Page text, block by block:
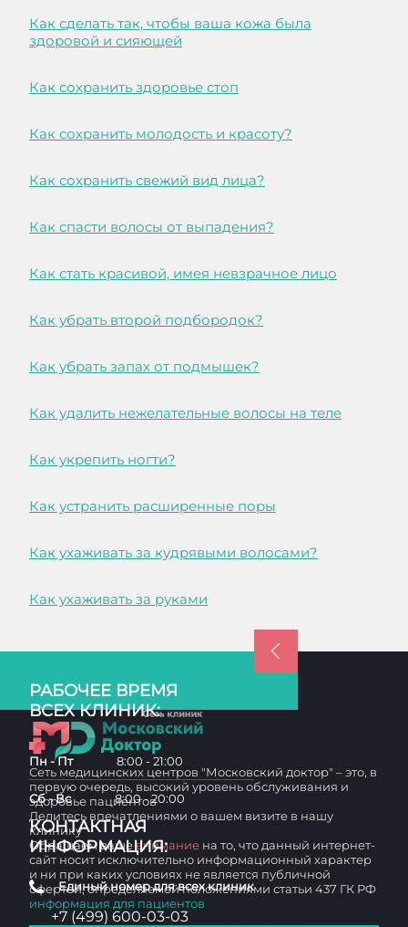
Как сделать так, чтобы ваша кожа была
здоровой и сияющей
Как сохранить здоровье стоп
Как сохранить молодость и красоту?
Как сохранить свежий вид лица?
Как спасти волосы от выпадения?
Как стать красивой, имея невзрачное лицо
Как убрать второй подбородок?
Как убрать запах от подмышек?
Как удалить нежелательные волосы на теле
Как укрепить ногти?
Как устранить расширенные поры
Как ухаживать за кудрявыми волосами?
Как ухаживать за руками
РАБОЧЕЕ ВРЕМЯ
ВСЕХ КЛИНИК:
Пн - Пт 8:00 - 21:00
Сб - Вс 8:00 - 20:00
КОНТАКТНАЯ
ИНФОРМАЦИЯ:
Единый номер для всех клиник
+7 (499) 600-03-03
Сеть медицинских центров "Московский доктор" – это, в
первую очередь, высокий уровень обслуживания и
здоровье пациентов
Делитесь впечатлениями о вашем визите в нашу
клинику
Обращаем вашевнимание на то, что данный интернет-
сайт носит исключительно информационный характер
и ни при каких условиях не является публичной
офертой, определяемой положениями статьи 437 ГК РФ
информация для пациентов